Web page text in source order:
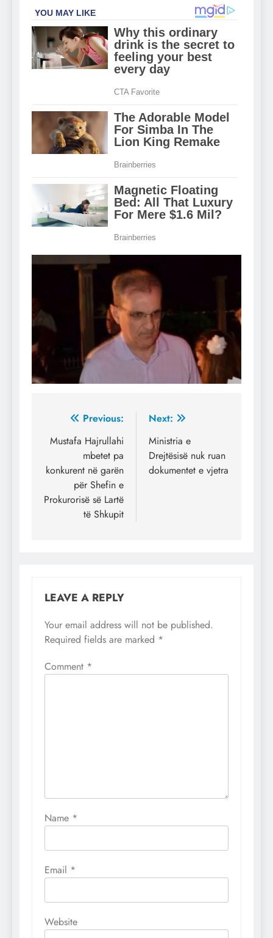
Post
navigation
Previous:
Mustafa Hajrullahi
mbetet pa
konkurent në garën
për Shefin e
Prokurorisë së Lartë
të Shkupit
Next:
Ministria e
Drejtësisë nuk ruan
dokumentet e vjetra
LEAVE A REPLY
Your email address will not be published.
Required fields are marked *
Comment *
Name *
Email *
Website